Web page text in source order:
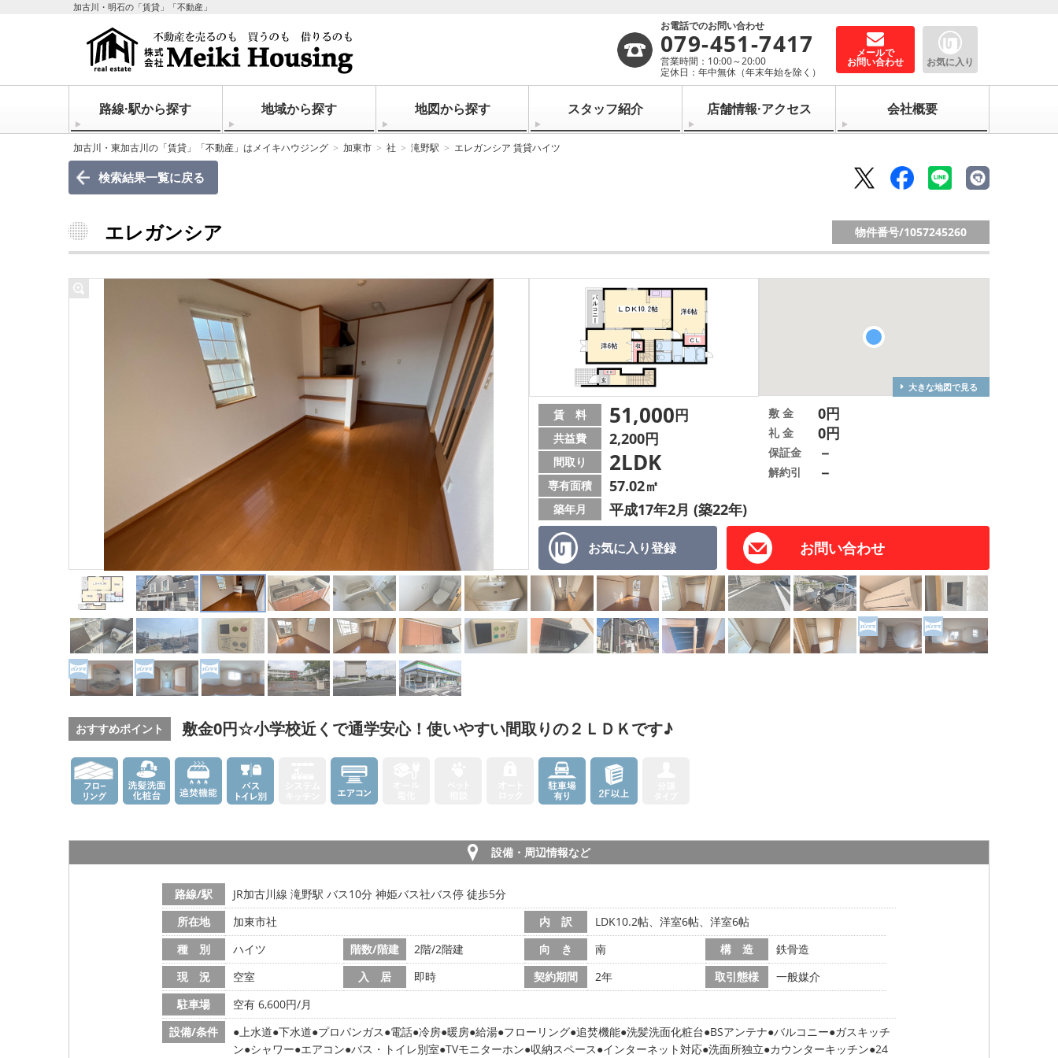
加古川・明石の「賃貸」「不動産」
お電話でのお問い合わせ
079-451-7417
営業時間：10:00～20:00
定休日：年中無休（年末年始を除く）
メールで
お問い合わせ お気に入り
路線·駅から探す 地域から探す 地図から探す スタッフ紹介 店舗情報·アクセス 会社概要
加古川・東加古川の「賃貸」「不動産」はメイキハウジング 加東市 社 滝野駅 エレガンシア 賃貸ハイツ
検索結果一覧に戻る
エレガンシア 物件番号/1057245260
大きな地図で見る
お気に入り登録 お問い合わせ
賃 料 51,000円
共益費 2,200円
間取り 2LDK
専有面積 57.02㎡
築年月 平成17年2月 (築22年)
敷 金 0円
礼 金 0円
保証金 －
解約引 －
おすすめポイント 敷金0円☆小学校近くで通学安心！使いやすい間取りの２ＬＤＫです♪
設備・周辺情報など
路線/駅
JR加古川線 滝野駅 バス10分 神姫バス社バス停 徒歩5分
所在地
加東市社 内 訳
LDK10.2帖、洋室6帖、洋室6帖
種 別
ハイツ 階数/階建 2階/2階建 向 き 南 構 造
鉄骨造
現 況
空室 入 居 即時 契約期間 2年 取引態様
一般媒介
駐車場
空有 6,600円/月
設備/条件
上水道 下水道 プロパンガス 電話 冷房 暖房 給湯 フローリング 追焚機能 洗髪洗面化粧台 BSアンテナ バルコニー ガスキッチ
ン シャワー エアコン バス・トイレ別室 TVモニターホン 収納スペース インターネット対応 洗面所独立 カウンターキッチン 24